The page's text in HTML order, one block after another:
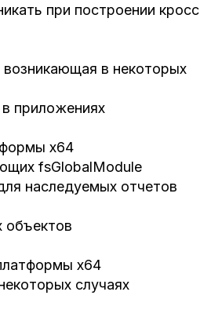
при построении кросс
в некоторых
приложениях
x64
fsGlobalModule
наследуемых отчетов
объектов
x64
случаях